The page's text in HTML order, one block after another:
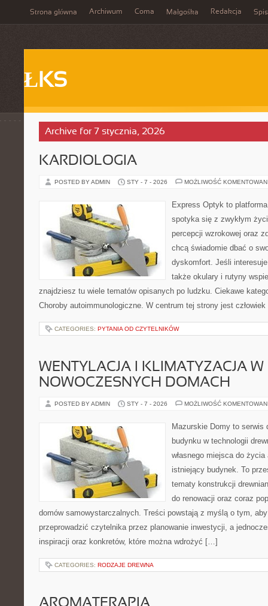
Strona główna Archiwum Coma Małgośka Redakcja
ŁKS
Archive for 7 stycznia, 2026
KARDIOLOGIA
POSTED BY ADMIN STY - 7 - 2026 MOŻLIWOŚĆ
Express Optyk to
spotyka się z zwykłym
percepcji wzrokowej oraz
chcą świadomie dbać o
dyskomfort. Jeśli
także okulary i rutyny
znajdziesz tu wiele tematów opisanych po ludzku. Ciekawe
Choroby autoimmunologiczne. W centrum tej strony jest
CATEGORIES: PYTANIA OD CZYTELNIKÓW
WENTYLACJA I KLIMATYZACJA W
NOWOCZESNYCH DOMACH
POSTED BY ADMIN STY - 7 - 2026 MOŻLIWOŚĆ
Mazurskie Domy to serwis
budynku w technologii
własnego miejsca do
istniejący budynek. To
tematy konstrukcji
do renowacji oraz coraz
domów samowystarczalnych. Treści powstają z myślą o tym,
przeprowadzić czytelnika przez planowanie inwestycji, a
inspiracji oraz konkretów, które można wdrożyć […]
CATEGORIES: RODZAJE DREWNA